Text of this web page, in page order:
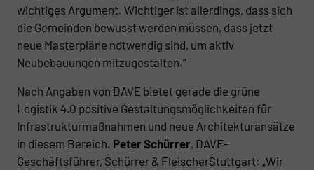
wichtiges Argument. Wichtiger ist allerdings, dass sich
die Gemeinden bewusst werden müssen, dass jetzt
neue Masterpläne notwendig sind, um aktiv
Neubebauungen mitzugestalten.“
Nach Angaben von DAVE bietet gerade die grüne
Logistik 4.0 positive Gestaltungsmöglichkeiten für
Infrastrukturmaßnahmen und neue Architekturansätze
in diesem Bereich. Peter Schürrer, DAVE-
Geschäftsführer, Schürrer & FleischerStuttgart: „Wir